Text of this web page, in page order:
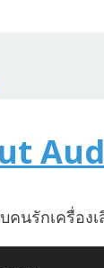
นรักเครื่อง